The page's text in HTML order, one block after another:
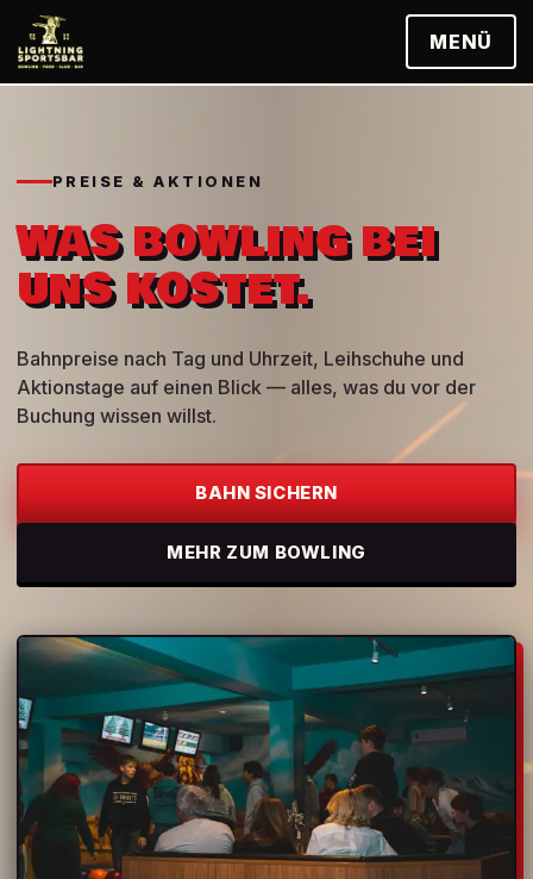
MENÜ
PREISE & AKTIONEN
WAS BOWLING BEI
UNS KOSTET.
Bahnpreise nach Tag und Uhrzeit, Leihschuhe und
Aktionstage auf einen Blick — alles, was du vor der
Buchung wissen willst.
BAHN SICHERN
MEHR ZUM BOWLING